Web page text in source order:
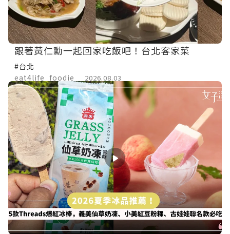
跟著黃仁勳一起回家吃飯吧！台北客家菜
#台北
eat4life_foodie
2026.08.03